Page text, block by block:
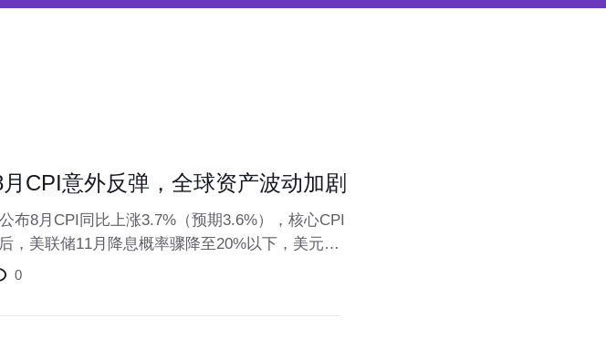
CPI意外反弹，全球资产波动加剧
布8月CPI同比上涨3.7%（预期3.6%），核心CPI
，美联储11月降息概率骤降至20%以下，美元指
美股三大股指集体收跌。
0